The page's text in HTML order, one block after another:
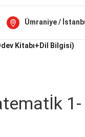
Ümraniye /
Kitabı+Dil Bilgisi)
1-